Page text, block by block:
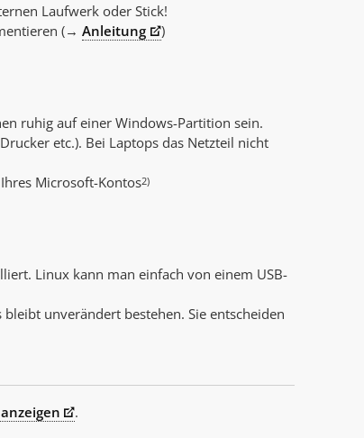
Laufwerk oder Stick!
(→Anleitung )
ruhig auf einer Windows-Partition sein.
etc.). Bei Laptops das Netzteil nicht
Microsoft-Kontos2)
Linux kann man einfach von einem USB-
unverändert bestehen. Sie entscheiden
.